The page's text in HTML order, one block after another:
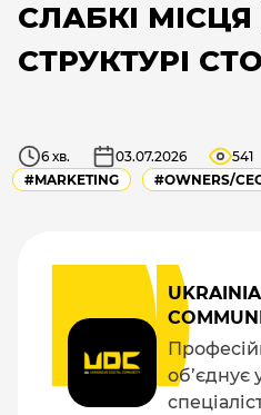
СЛАБКІ МІСЦЯ
СТРУКТУРІ
#MARKETING #OWNERS/
6 хв. 03.07.2026 541
об’єднує